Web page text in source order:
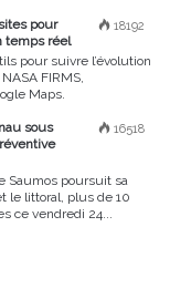
18192
pour
temps réel
pour suivre l’évolution
FIRMS,
Maps.
16518
sous
Saumos poursuit sa
le littoral, plus de 10
ce vendredi 24...